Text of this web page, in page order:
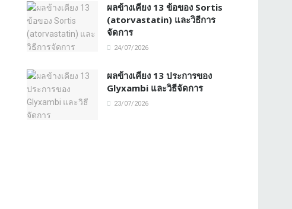
ผลข้างเคียง 13 ข้อของ Sortis
(atorvastatin) และวิธีการ
จัดการ
24/07/2026
ผลข้างเคียง 13 ประการของ
Glyxambi และวิธีจัดการ
23/07/2026